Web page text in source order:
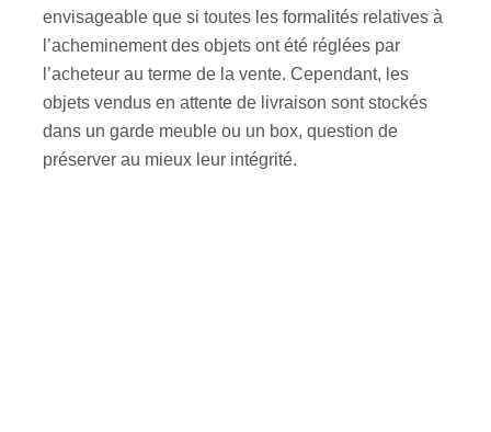
envisageable que si toutes les formalités relatives à
l’acheminement des objets ont été réglées par
l’acheteur au terme de la vente. Cependant, les
objets vendus en attente de livraison sont stockés
dans un garde meuble ou un box, question de
préserver au mieux leur intégrité.